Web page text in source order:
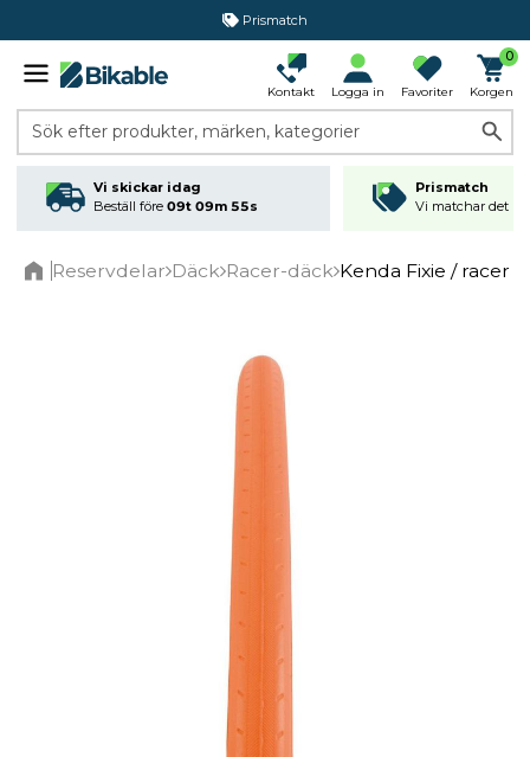
Prismatch
365 dagars öppet köp
Kontakt Logga in Favoriter
0
Korgen
Sök efter produkter, märken, kategorier
Vi skickar idag
Beställ före 09t 09m 55s
Prismatch
Vi matchar det
Reservdelar Däck Racer-däck Kenda Fixie / racer